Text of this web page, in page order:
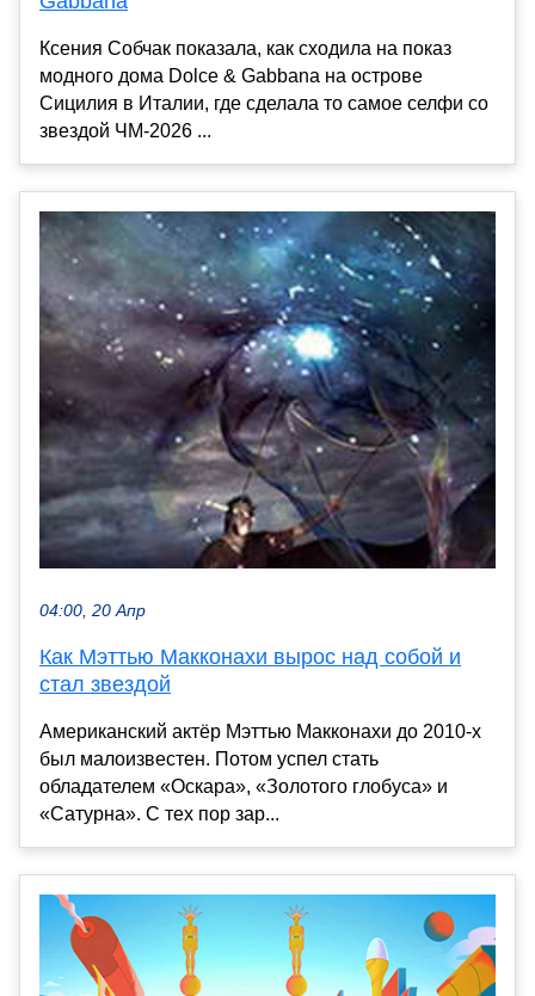
Ксения Собчак показала, как сходила на показ
модного дома Dolce & Gabbana на острове
Сицилия в Италии, где сделала то самое селфи со
звездой ЧМ-2026 ...
04:00, 20 Апр
Как Мэттью Макконахи вырос над собой и
стал звездой
Американский актёр Мэттью Макконахи до 2010-х
был малоизвестен. Потом успел стать
обладателем «Оскара», «Золотого глобуса» и
«Сатурна». С тех пор зар...